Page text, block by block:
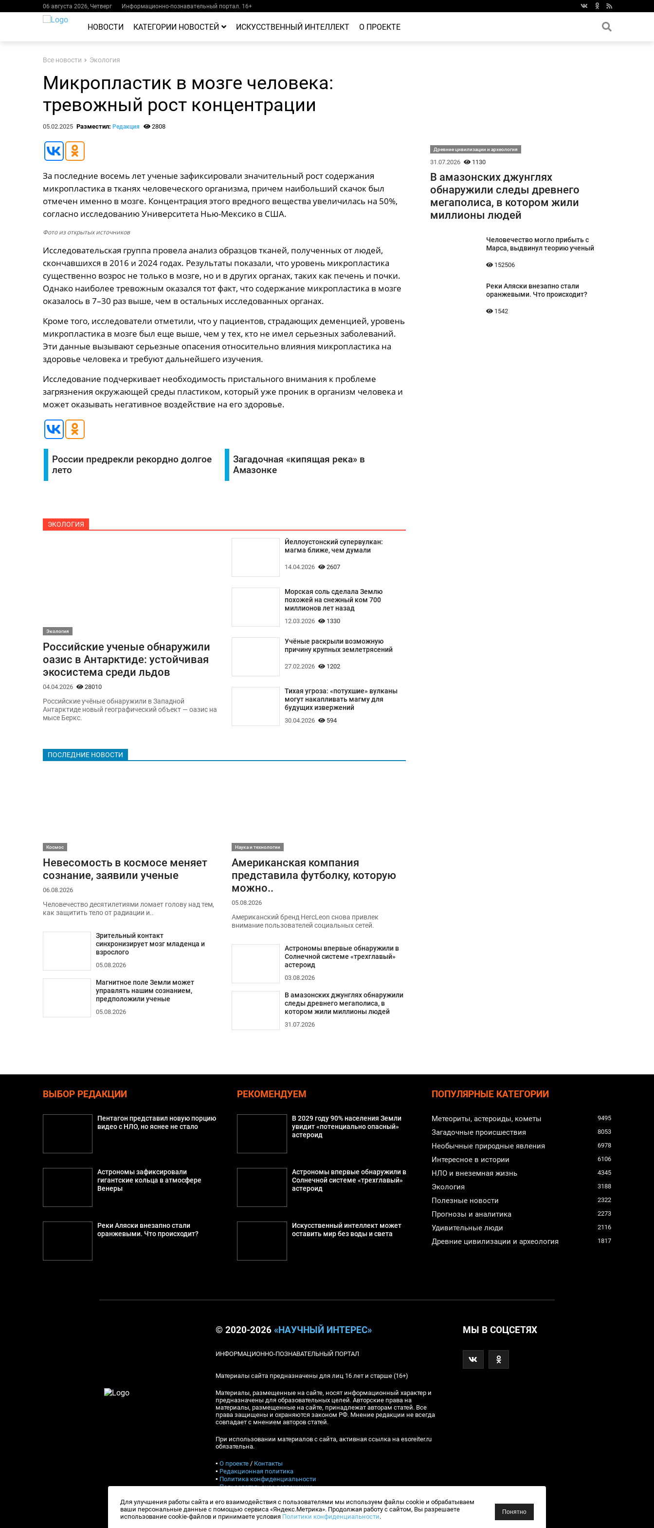
06 августа 2026, Четверг Информационно-познавательный портал. 16+
НОВОСТИ КАТЕГОРИИ НОВОСТЕЙ ИСКУССТВЕННЫЙ ИНТЕЛЛЕКТ О ПРОЕКТЕ
Все новости Экология
Микропластик в мозге человека:
тревожный рост концентрации
05.02.2025 Разместил: Редакция 2808
За последние восемь лет ученые зафиксировали значительный рост содержания
микропластика в тканях человеческого организма, причем наибольший скачок был
отмечен именно в мозге. Концентрация этого вредного вещества увеличилась на 50%,
согласно исследованию Университета Нью-Мексико в США.
Фото из открытых источников
Исследовательская группа провела анализ образцов тканей, полученных от людей,
скончавшихся в 2016 и 2024 годах. Результаты показали, что уровень микропластика
существенно возрос не только в мозге, но и в других органах, таких как печень и почки.
Однако наиболее тревожным оказался тот факт, что содержание микропластика в мозге
оказалось в 7–30 раз выше, чем в остальных исследованных органах.
Кроме того, исследователи отметили, что у пациентов, страдающих деменцией, уровень
микропластика в мозге был еще выше, чем у тех, кто не имел серьезных заболеваний.
Эти данные вызывают серьезные опасения относительно влияния микропластика на
здоровье человека и требуют дальнейшего изучения.
Исследование подчеркивает необходимость пристального внимания к проблеме
загрязнения окружающей среды пластиком, который уже проник в организм человека и
может оказывать негативное воздействие на его здоровье.
России предрекли рекордно долгое
лето
Загадочная «кипящая река» в
Амазонке
ЭКОЛОГИЯ
Экология
Российские ученые обнаружили
оазис в Антарктиде: устойчивая
экосистема среди льдов
04.04.2026 28010
Российские учёные обнаружили в Западной
Антарктиде новый географический объект — оазис на
мысе Беркс.
Йеллоустонский супервулкан:
магма ближе, чем думали
14.04.2026 2607
Морская соль сделала Землю
похожей на снежный ком 700
миллионов лет назад
12.03.2026 1330
Учёные раскрыли возможную
причину крупных землетрясений
27.02.2026 1202
Тихая угроза: «потухшие» вулканы
могут накапливать магму для
будущих извержений
30.04.2026 594
ПОСЛЕДНИЕ НОВОСТИ
Космос
Невесомость в космосе меняет
сознание, заявили ученые
06.08.2026
Человечество десятилетиями ломает голову над тем,
как защитить тело от радиации и..
Зрительный контакт
синхронизирует мозг младенца и
взрослого
05.08.2026
Магнитное поле Земли может
управлять нашим сознанием,
предположили ученые
05.08.2026
Наука и технологии
Американская компания
представила футболку, которую
можно..
05.08.2026
Американский бренд HercLeon снова привлек
внимание пользователей социальных сетей.
Астрономы впервые обнаружили в
Солнечной системе «трехглавый»
астероид
03.08.2026
В амазонских джунглях обнаружили
следы древнего мегаполиса, в
котором жили миллионы людей
31.07.2026
Древние цивилизации и археология
31.07.2026 1130
В амазонских джунглях
обнаружили следы древнего
мегаполиса, в котором жили
миллионы людей
Человечество могло прибыть с
Марса, выдвинул теорию ученый
152506
Реки Аляски внезапно стали
оранжевыми. Что происходит?
1542
ВЫБОР РЕДАКЦИИ
Пентагон представил новую порцию
видео с НЛО, но яснее не стало
Астрономы зафиксировали
гигантские кольца в атмосфере
Венеры
Реки Аляски внезапно стали
оранжевыми. Что происходит?
РЕКОМЕНДУЕМ
В 2029 году 90% населения Земли
увидит «потенциально опасный»
астероид
Астрономы впервые обнаружили в
Солнечной системе «трехглавый»
астероид
Искусственный интеллект может
оставить мир без воды и света
ПОПУЛЯРНЫЕ КАТЕГОРИИ
Метеориты, астероиды, кометы 9495
Загадочные происшествия 8053
Необычные природные явления 6978
Интересное в истории 6106
НЛО и внеземная жизнь 4345
Экология 3188
Полезные новости 2322
Прогнозы и аналитика 2273
Удивительные люди 2116
Древние цивилизации и археология 1817
© 2020-2026 «НАУЧНЫЙ ИНТЕРЕС»
ИНФОРМАЦИОННО-ПОЗНАВАТЕЛЬНЫЙ ПОРТАЛ
Материалы сайта предназначены для лиц 16 лет и старше (16+)
Материалы, размещенные на сайте, носят информационный характер и
предназначены для образовательных целей. Авторские права на
материалы, размещенные на сайте, принадлежат авторам статей. Все
права защищены и охраняются законом РФ. Мнение редакции не всегда
совпадает с мнением авторов статей.
При использовании материалов с сайта, активная ссылка на esoreiter.ru
обязательна.
▪ О проекте/ Контакты
▪ Редакционная политика
▪ Политика конфиденциальности
▪Пользовательское соглашение
Контакты:esoreiter@yandex.ru, Гл.ред.: А.В.Шебловинский
Телефон редакции:+7 (917) 398-10-94
МЫ В СОЦСЕТЯХ
Для улучшения работы сайта и его взаимодействия с пользователями мы используем файлы cookie и обрабатываем
ваши персональные данные с помощью сервиса «Яндекс.Метрика». Продолжая работу с сайтом, Вы разрешаете
использование cookie-файлов и принимаете условия Политики конфиденциальности.
Понятно